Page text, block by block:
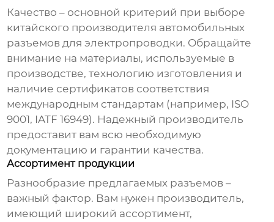
Качество – основной критерий при выборе
китайского производителя автомобильных
разъемов для электропроводки. Обращайте
внимание на материалы, используемые в
производстве, технологию изготовления и
наличие сертификатов соответствия
международным стандартам (например, ISO
9001, IATF 16949). Надежный производитель
предоставит вам всю необходимую
документацию и гарантии качества.
Ассортимент продукции
Разнообразие предлагаемых разъемов –
важный фактор. Вам нужен производитель,
имеющий широкий ассортимент,